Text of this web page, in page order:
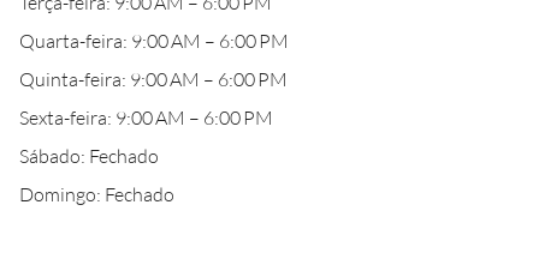
Quarta-feira: 9:00 AM – 6:00 PM
Quinta-feira: 9:00 AM – 6:00 PM
Sexta-feira: 9:00 AM – 6:00 PM
Sábado: Fechado
Domingo: Fechado